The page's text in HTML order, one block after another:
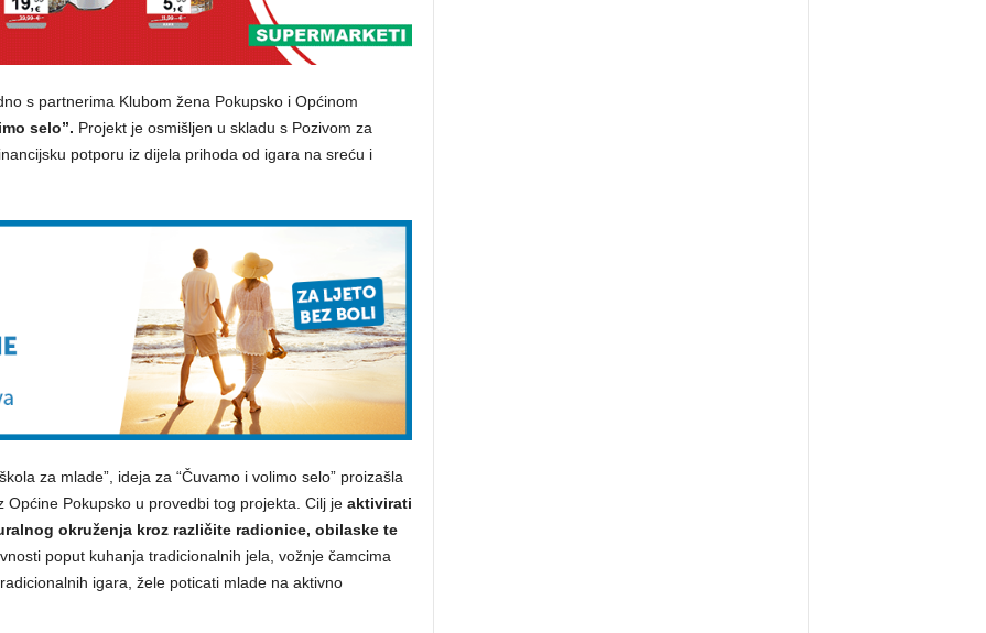
s partnerima Klubom žena Pokupsko i Općinom
selo”. Projekt je osmišljen u skladu s Pozivom za
potporu iz dijela prihoda od igara na sreću i
za mlade”, ideja za “Čuvamo i volimo selo” proizašla
Pokupsko u provedbi tog projekta. Cilj jeaktivirati
okruženja kroz različite radionice, obilaske te
poput kuhanja tradicionalnih jela, vožnje čamcima
igara, žele poticati mlade na aktivno